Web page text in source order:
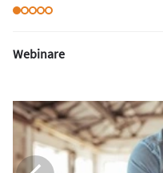
Webinare